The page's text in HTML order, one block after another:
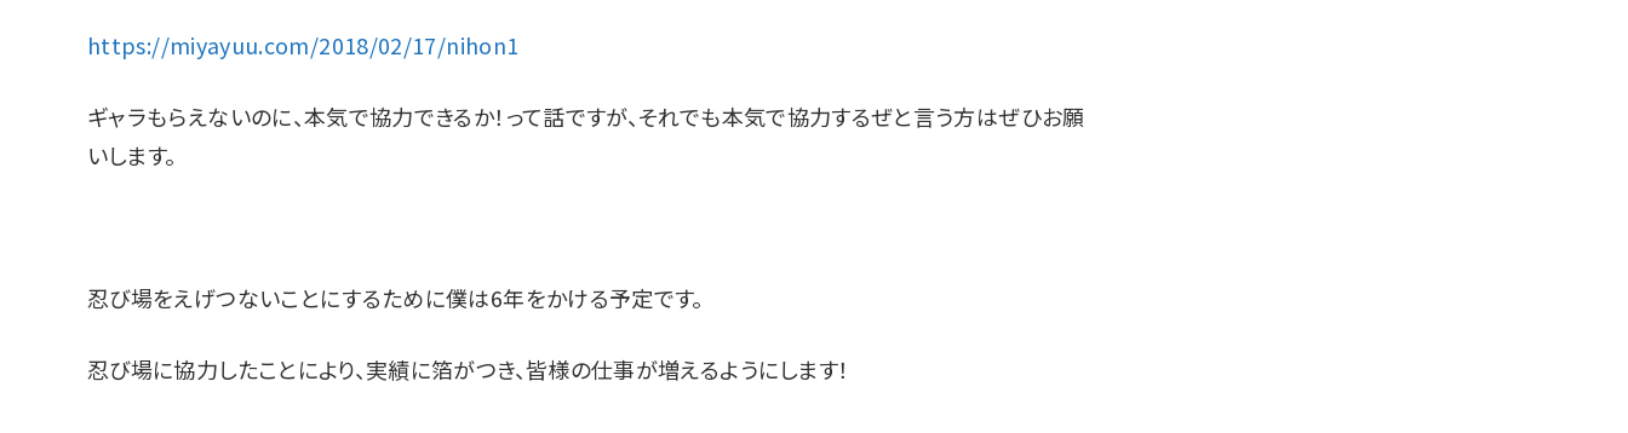
https://miyayuu.com/2018/02/17/nihon1
ギャラもらえないのに、本気で協力できるか！って話ですが、それでも本気で協力するぜと言う方はぜひお願
いします。
忍び場をえげつないことにするために僕は6年をかける予定です。
忍び場に協力したことにより、実績に箔がつき、皆様の仕事が増えるようにします！